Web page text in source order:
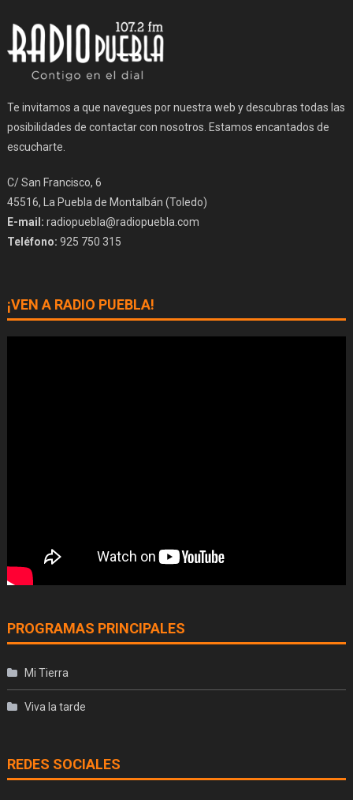
Te invitamos a que navegues por nuestra web y descubras todas las
posibilidades de contactar con nosotros. Estamos encantados de
escucharte.
C/ San Francisco, 6
45516, La Puebla de Montalbán (Toledo)
E-mail: radiopuebla@radiopuebla.com
Teléfono: 925 750 315
¡VEN A RADIO PUEBLA!
PROGRAMAS PRINCIPALES
Mi Tierra
Viva la tarde
REDES SOCIALES